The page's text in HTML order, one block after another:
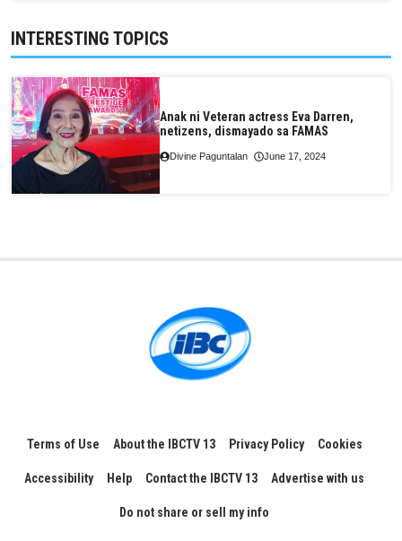
INTERESTING TOPICS
Anak ni Veteran actress Eva Darren,
netizens, dismayado sa FAMAS
Divine Paguntalan June 17, 2024
Terms of Use About the IBCTV 13 Privacy Policy Cookies
Accessibility Help Contact the IBCTV 13 Advertise with us
Do not share or sell my info